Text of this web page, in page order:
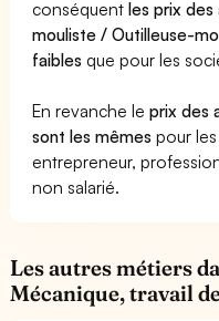
conséquentles prix des
mouliste / Outilleuse-
faibles que pour les
En revanche leprix des
sont les mêmes pour
entrepreneur,
non salarié.
Les autres métiers
Mécanique, travail